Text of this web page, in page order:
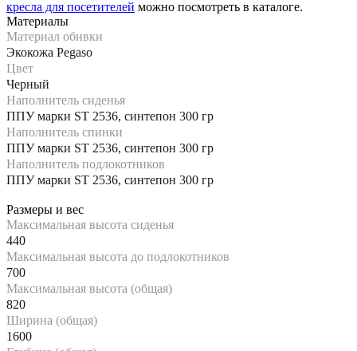
кресла для посетителей можно посмотреть в каталоге.
Материалы
Материал обивки
Экокожа Pegaso
Цвет
Черный
Наполнитель сиденья
ППУ марки ST 2536, синтепон 300 гр
Наполнитель спинки
ППУ марки ST 2536, синтепон 300 гр
Наполнитель подлокотников
ППУ марки ST 2536, синтепон 300 гр
Размеры и вес
Максимальная высота сиденья
440
Максимальная высота до подлокотников
700
Максимальная высота (общая)
820
Ширина (общая)
1600